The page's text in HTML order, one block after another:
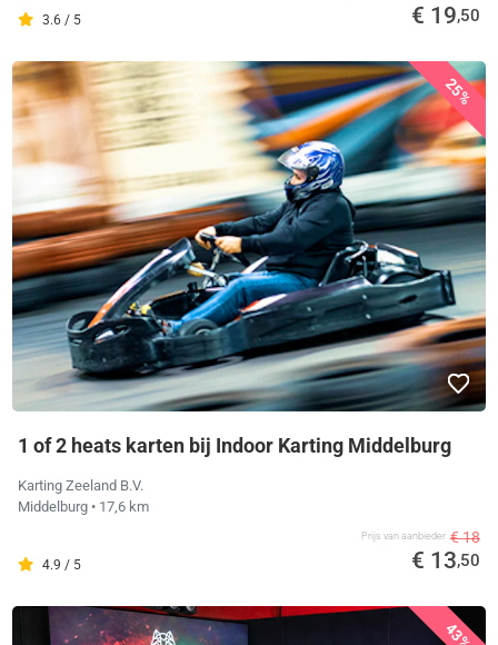
3.6 / 5 € 19,50
25%
1 of 2 heats karten bij Indoor Karting Middelburg
Karting Zeeland B.V.
Middelburg • 17,6 km
4.9 / 5
Prijs van aanbieder € 18
€ 13,50
43%